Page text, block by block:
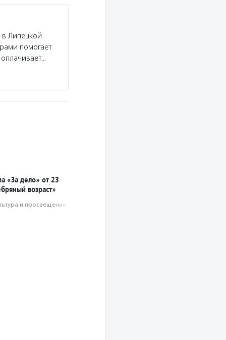
Липецкой
помогает
«За дело» от 23
возраст»
и просвещение